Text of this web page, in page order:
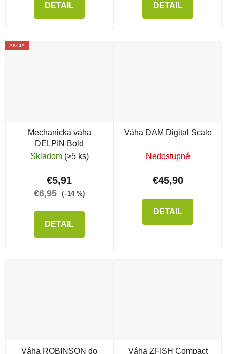
DETAIL DETAIL
AKCIA
Mechanická váha
DELPIN Bold
Skladom (>5 ks)
€5,91
€6,95 (–14 %)
DETAIL
Váha DAM Digital Scale
Nedostupné
€45,90
DETAIL
Váha ROBINSON do Váha ZFISH Compact